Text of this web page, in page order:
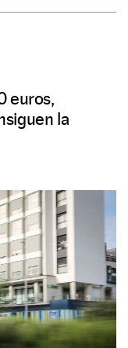
euros,
la